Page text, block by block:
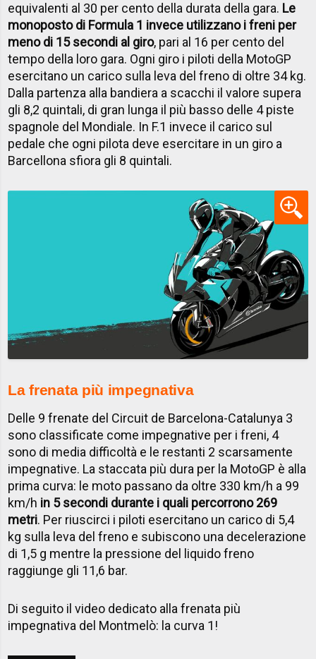
equivalenti al 30 per cento della durata della gara. Le
monoposto di Formula 1 invece utilizzano i freni per
meno di 15 secondi al giro, pari al 16 per cento del
tempo della loro gara. Ogni giro i piloti della MotoGP
esercitano un carico sulla leva del freno di oltre 34 kg.
Dalla partenza alla bandiera a scacchi il valore supera
gli 8,2 quintali, di gran lunga il più basso delle 4 piste
spagnole del Mondiale. In F.1 invece il carico sul
pedale che ogni pilota deve esercitare in un giro a
Barcellona sfiora gli 8 quintali.
La frenata più impegnativa
Delle 9 frenate del Circuit de Barcelona-Catalunya 3
sono classificate come impegnative per i freni, 4
sono di media difficoltà e le restanti 2 scarsamente
impegnative. La staccata più dura per la MotoGP è alla
prima curva: le moto passano da oltre 330 km/h a 99
km/h in 5 secondi durante i quali percorrono 269
metri. Per riuscirci i piloti esercitano un carico di 5,4
kg sulla leva del freno e subiscono una decelerazione
di 1,5 g mentre la pressione del liquido freno
raggiunge gli 11,6 bar.
​Di seguito il video dedicato alla frenata più
impegnativa del Montmelò: la curva 1!